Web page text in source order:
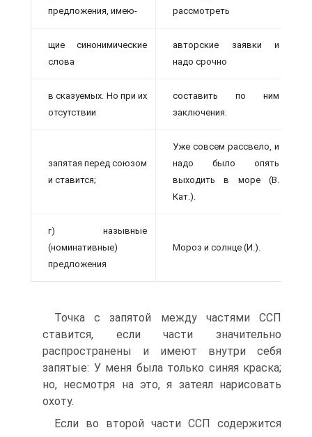
предложения, имею-
рассмотреть
щие синонимические
слова
авторские заявки и
надо срочно
в сказуемых. Но при их
отсутствии
составить по ним
заключения.
запятая перед союзом
и ставится;
Уже совсем рассвело, и
надо было опять
выходить в море (В.
Кат.).
г) назывные
(номинативные)
предложения
Мороз и солнце (И.).
Точка с запятой между частями ССП
ставится, если части значительно
распространены и имеют внутри себя
запятые: У меня была только синяя краска;
но, несмотря на это, я затеял нарисовать
охоту.
Если во второй части ССП содержится